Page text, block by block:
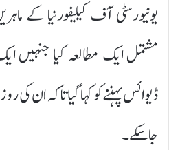
مشتمل ایک مطالعہ کیا جنہیں
ڈیوائس پہننے کو کہا گیا تاکہ ان کی
جا سکے۔